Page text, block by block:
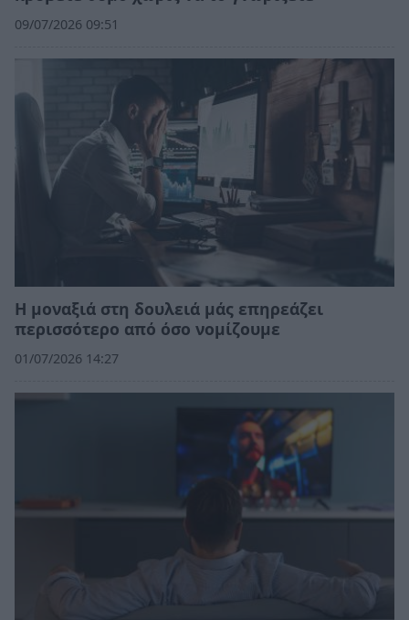
09/07/2026 09:51
Η μοναξιά στη δουλειά μάς επηρεάζει
περισσότερο από όσο νομίζουμε
01/07/2026 14:27